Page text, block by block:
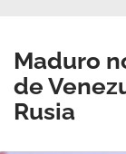
Maduro
de
Rusia